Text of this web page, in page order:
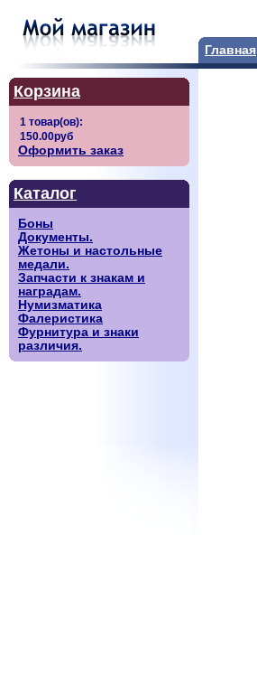
Главная
Корзина
Оформить заказ
Каталог
Боны
Документы.
Жетоны и настольные
медали.
Запчасти к знакам и
наградам.
Нумизматика
Фалеристика
Фурнитура и знаки
различия.